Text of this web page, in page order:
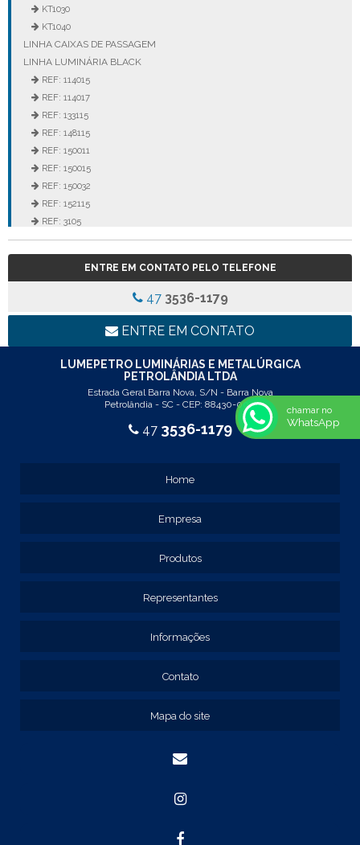
KT1030
KT1040
LINHA CAIXAS DE PASSAGEM
LINHA LUMINÁRIA BLACK
REF: 114015
REF: 114017
REF: 133115
REF: 148115
REF: 150011
REF: 150015
REF: 150032
REF: 152115
REF: 3105
REF: 3106
REF: 5105
LINHA LUMINÁRIA COMERCIAL DE EMBUTIR
REF: 102005
REF: 103005
REF: 105015
ENTRE EM CONTATO PELO TELEFONE
47 3536-1179
ENTRE EM CONTATO
LUMEPETRO LUMINÁRIAS E METALÚRGICA
PETROLÂNDIA LTDA
Estrada Geral Barra Nova, S/N - Barra Nova
Petrolândia - SC - CEP: 88430-000
47 3536-1179
Home
Empresa
Produtos
Representantes
Informações
Contato
Mapa do site
chamar no
WhatsApp